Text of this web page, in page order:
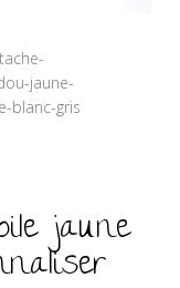
jaune